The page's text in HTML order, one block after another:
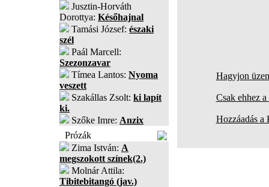
Jusztin-Horváth
Dorottya: Későhajnal
Tamási József: északi
szél
Paál Marcell:
Szezonzavar
Tímea Lantos: Nyoma
veszett
Szakállas Zsolt: ki lapít
ki.
Szőke Imre: Anzix
Prózák
Zima István: A
megszokott színek(2.)
Molnár Attila:
Tibitebitangó (jav.)
Hagyjon
Csak ehhez
Hozzáadás